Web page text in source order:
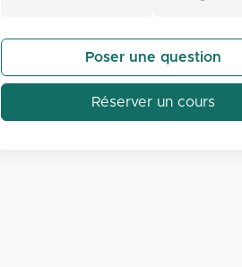
Poser une question
Réserver un cours